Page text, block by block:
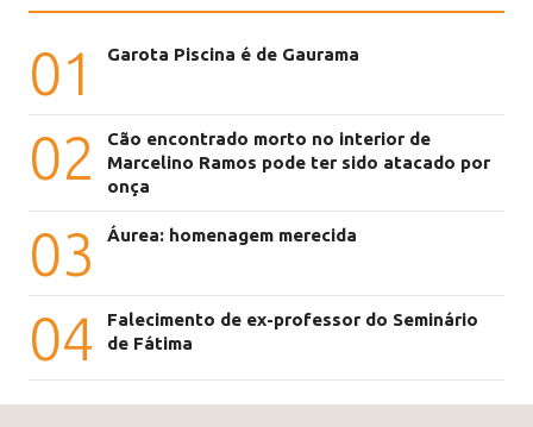
01 Garota Piscina é de Gaurama
02
Cão encontrado morto no interior de
Marcelino Ramos pode ter sido atacado por
onça
03 Áurea: homenagem merecida
04
Falecimento de ex-professor do Seminário
de Fátima